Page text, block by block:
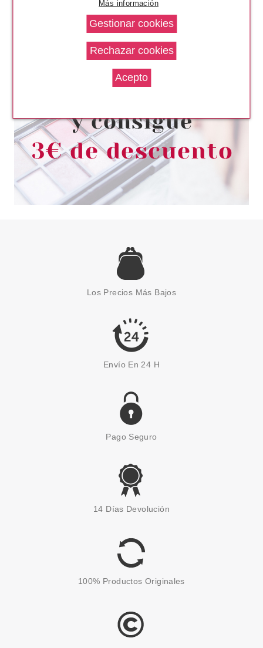
EYLURE
EYLURE PARIS THE LASH EDIT
SET PESTAÑAS
Pvr 11.99€
-25%
desde
8.95€
ARDELL
ARDELL FAUX MINK DEMI
WISPIES PESTAÑAS POSTIZAS
BLACK
8.26€
ARDELL
KIT BLACK & BROWN
14.96€
Los Precios Más Bajos
Envío En 24 H
Pago Seguro
14 Días Devolución
100% Productos Originales
Más información